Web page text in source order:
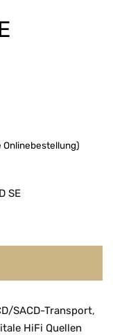
Onlinebestellung)
SE
SACD-Transport,
HiFi Quellen